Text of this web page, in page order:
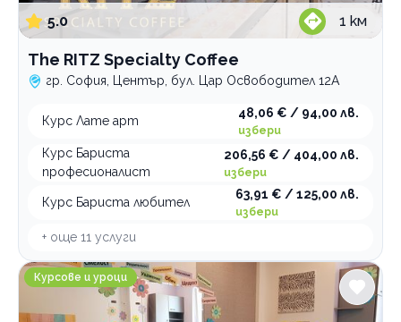
5.0 1 км
The RITZ Specialty Coffee
гр. София, Център, бул. Цар Освободител 12А
Курс Лате арт
48,06 € / 94,00 лв.
избери
Курс Бариста
професионалист
206,56 € / 404,00 лв.
избери
Курс Бариста любител
63,91 € / 125,00 лв.
избери
+ още 11 услуги
Образователен център Студио S филиал Младост
Курсове и уроци
индивидуален
в група
индивидуален
Уроци по рисуване
в група
индивидуален
Уроци по руски език
в група
индивидуален
Уроци по турски език
в група
Уроци по физика
индивидуален
Уроци по френски език
индивидуален
Уроци по химия
индивидуален
Категории
Курсове и уроци
Семинари и обучения